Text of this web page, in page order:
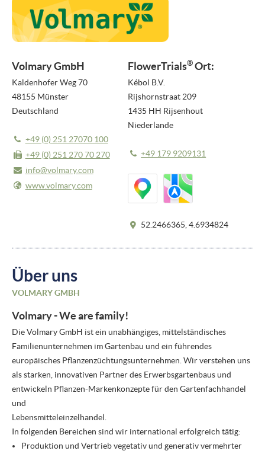
PRESSEMITTEILUNGEN
NEWSLETTER
VIDEO REPORTS
HIGHLIGHT VIDEOS
BILDER
ÜBER UNS
Volmary GmbH
Kaldenhofer Weg 70
48155 Münster
Deutschland
+49 (0) 251 27070 100
+49 (0) 251 270 70 270
info@volmary.com
www.volmary.com
FlowerTrials®Ort:
Kébol B.V.
Rijshornstraat 209
1435 HH Rijsenhout
Niederlande
+49 179 9209131
52.2466365, 4.6934824
Über uns
VOLMARY GMBH
Volmary - We are family!
Die Volmary GmbH ist ein unabhängiges, mittelständisches
Familienunternehmen im Gartenbau und ein führendes
europäisches Pflanzenzüchtungsunternehmen. Wir verstehen uns
als starken, innovativen Partner des Erwerbsgartenbaus und
entwickeln Pflanzen-Markenkonzepte für den Gartenfachhandel
und
Lebensmitteleinzelhandel.
In folgenden Bereichen sind wir international erfolgreich tätig:
Produktion und Vertrieb vegetativ und generativ vermehrter